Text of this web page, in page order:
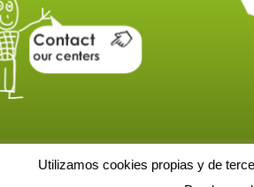
Utilizamos cookies propias y de